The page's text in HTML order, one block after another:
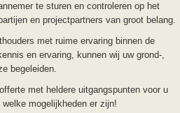
te sturen en controleren op het
en projectpartners van groot belang.
met ruime ervaring binnen de
en ervaring, kunnen wij uw grond-,
begeleiden.
met heldere uitgangspunten voor u
mogelijkheden er zijn!